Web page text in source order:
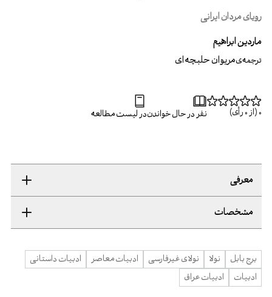
رویای مردان ایرانی
ماردین ابراهیم
ترجمه‌یمریوان حلبچه ای
0 (از 0 رأی) نفر در حال خواندندر لیست مطالعه
معرفی
مشخصات
برج بابل نولا نولای غیرفارسی ادبیات معاصر
ادبیات داستانی
ادبیات
ادبیات عراق